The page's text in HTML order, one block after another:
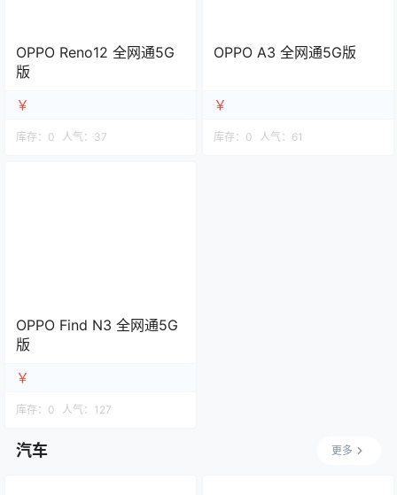
OPPO Reno12 全网通5G
版
￥
库存： 0 人气： 37
OPPO A3 全网通5G版
￥
库存： 0 人气： 61
OPPO Find N3 全网通5G
版
￥
库存： 0 人气： 127
汽车 更多